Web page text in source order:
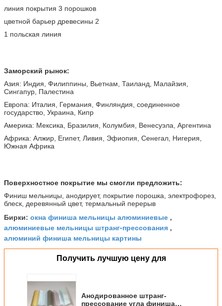
линия покрытия 3 порошков
цветной барьер древесины 2
1 польская линия
Заморский рынок:
Азия: Индия, Филиппины, Вьетнам, Таиланд, Малайзия,
Сингапур, Палестина
Европа: Италия, Германия, Финляндия, соединенное
государство, Украина, Кипр
Америка: Мексика, Бразилия, Колумбия, Венесуэла, Аргентина
Африка: Алжир, Египет, Ливия, Эфиопия, Сенегал, Нигерия,
Южная Африка
Поверхностное покрытие мы смогли предложить:
Финиш мельницы, анодирует, покрытие порошка, электрофорез,
блеск, деревянный цвет, термальный перерыв
Бирки: окна финиша мельницы алюминиевые ,
алюминиевые мельницы штранг-прессования ,
алюминий финиша мельницы картины
Получить лучшую цену для
Анодированное штранг-
прессование угла финиша